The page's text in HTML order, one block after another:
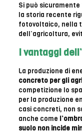
Si può
la storia recente
fotovoltaico, nella
dell’agricoltura,
I vantaggi
La produzione di
concreto per gli
competizione lo
per la produzione
casi concreti, non
anche come
suolo non incide